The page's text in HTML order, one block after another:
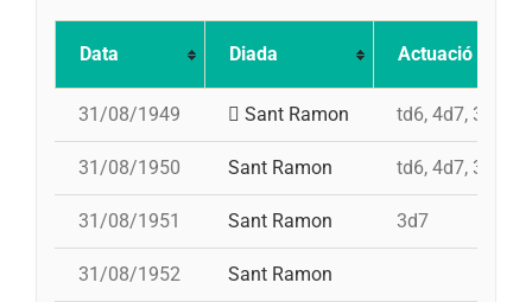
Data Diada Actuació
31/08/1949 Sant Ramon td6, 4d7, 3d7,
31/08/1950 Sant Ramon td6, 4d7, 3d7,
31/08/1951 Sant Ramon 3d7
31/08/1952 Sant Ramon